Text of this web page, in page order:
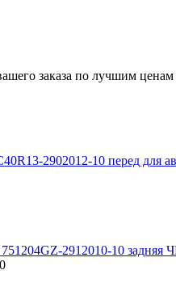
заказа по лучшим ценам
2902012-10 перед для
2912010-10 задняя